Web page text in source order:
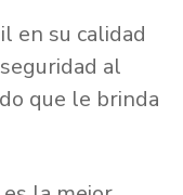
en su calidad
al
que le brinda